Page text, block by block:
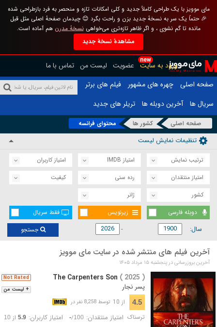
مای موویز با یک طراحی کاملاً جدید و کلی امکانات تازه و منحصر به فرد بازطراحی شده
🎉 حتماً یک سر به نسخهٔ جدید بزن و راحت بگرد 😊 چیدمان صفحهٔ اصلی مثل قبل
مانده تا گم نشوی ، و اگر ظاهر تازه‌تری می‌خواهینسخهٔ مدرن هم آماده است.
مشاهدهٔ نسخهٔ جدید
new
ورود به سایت عضویت لیست من تماس با ما
صفحه اصلی
چهره های مشهور
فیلم های برتر
سریال ها
آخرین دوبله ها تریلر های جدید
صفحه اصلی کشور ها محتوای فرانسه
تنظیمات نمایش لیست
ترتیب نمایش امتیاز IMDB
امتیاز کاربران
امتیاز منتقدان
رده سنی
کیفیت
کشور
ژانر
دوبله فارسی
زیرنویس فقط سریال
سال: جستجو
آخرین فیلم های منتشر شده در سایت مای موویز
آخرین بروزرسانی در پنجشنبه ۱۵ مرداد ۱۴۰۵
+ لیست من
Not Rated The Carpenters Son ( 2025 )
پسر نجار
4.5 از 10 توسط 8,258 نفر در
ترسناک امتیاز منتقدان: -/100 امتیاز کاربران: 5.9از 10